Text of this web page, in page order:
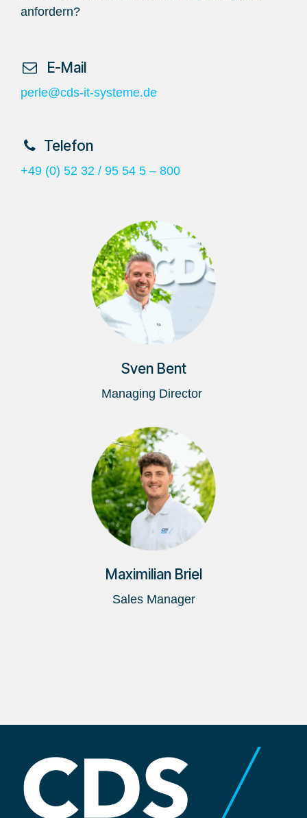
anfordern?
​ E-Mail
perle@cds-it-systeme.de
​Telefon
+49 (0) 52 32 / 95 54 5 – 800
Sven Bent
Managing Director
Maximilian Briel
Sales Manager